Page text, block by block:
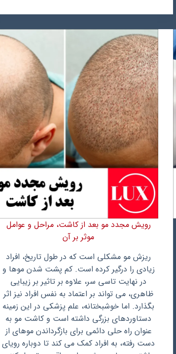
کلید
آن
رویش مجدد مو بعد از کاشت، مراحل و عوامل
موثر بر آن
ریزش مو مشکلی است که در طول تاریخ، افراد
زیادی را درگیر کرده است. کم پشت شدن موها و
در نهایت تاسی سر، علاوه بر تاثیر بر زیبایی
ظاهری، می تواند بر اعتماد به نفس افراد نیز اثر
بگذارد. اما خوشبختانه، علم پزشکی در این زمینه
دستاوردهای بزرگی داشته است و کاشت مو به
عنوان راه حلی دائمی برای بازگرداندن موهای از
دست رفته، به افراد کمک می کند تا دوباره رویای